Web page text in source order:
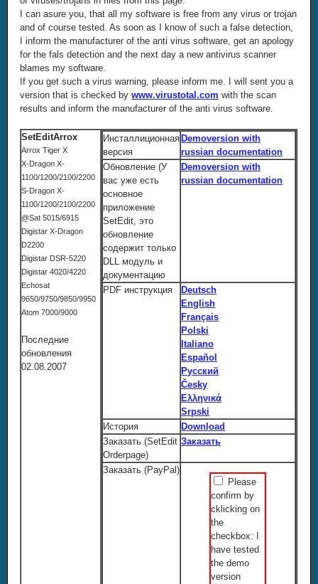
I can asure you, that all my software is free from any virus or trojan
and of course tested. As soon as I know of such a false detection,
I inform the manufacturer of the anti virus software, get an apology
for the fals detection and the next day a new antivirus scanner
blames my software.
If you get such a virus warning, please inform me. I will sent you a
version that is checked bywww.virustotal.com with the scan
results and inform the manufacturer of the anti virus software.
SetEditArrox
Arrox Tiger X
X-Dragon X-
1100/1200/2100/2200
S-Dragon X-
1100/1200/2100/2200
@Sat 5015/6915
Digistar X-Dragon
D2200
Digistar DSR-5220
Digistar 4020/4220
Echosat
9650/9750/9850/9950
Atom 7000/9000
Последние
обновления
02.08.2007
Инсталлиционная
версия
Demoversion with
russian documentation
Обновление (У
вас уже есть
основное
приложение
SetEdit, это
обновление
содержит только
DLL модуль и
документацию
Demoversion with
russian documentation
PDF инструкция
Deutsch
English
Français
Polski
Italiano
Español
Русский
Česky
Ελληνικά
Srpski
История
Download
Заказать (SetEdit
Orderpage)
Заказать
Заказать (PayPal)
Please
confirm by
cklicking on
the
checkbox: I
have tested
the demo
version